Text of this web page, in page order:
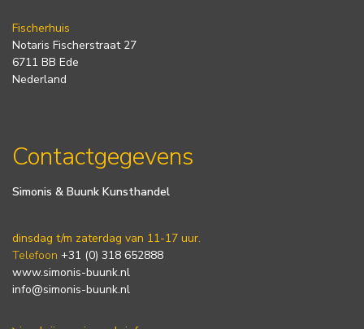
Fischerhuis
Notaris Fischerstraat 27
6711 BB Ede
Nederland
Contactgegevens
Simonis & Buunk Kunsthandel
dinsdag t/m zaterdag van 11-17 uur.
Telefoon +31 (0) 318 652888
www.simonis-buunk.nl
info@simonis-buunk.nl